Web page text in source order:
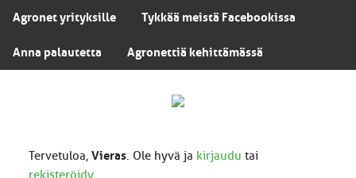
Agronet yrityksille Tykkää meistä Facebookissa
Anna palautetta Agronettiä kehittämässä
Tervetuloa, Vieras. Ole hyvä ja kirjaudu tai
rekisteröidy.